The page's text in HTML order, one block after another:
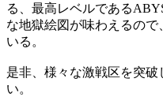
る、最高レベルである
な地獄絵図が味わえるの
いる。
是非、様々な激戦区を突
い。